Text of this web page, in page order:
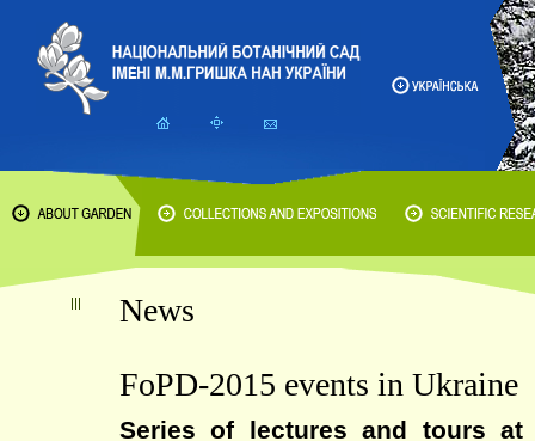
News
FoPD-2015 events in Ukraine
Series of lectures and tours at